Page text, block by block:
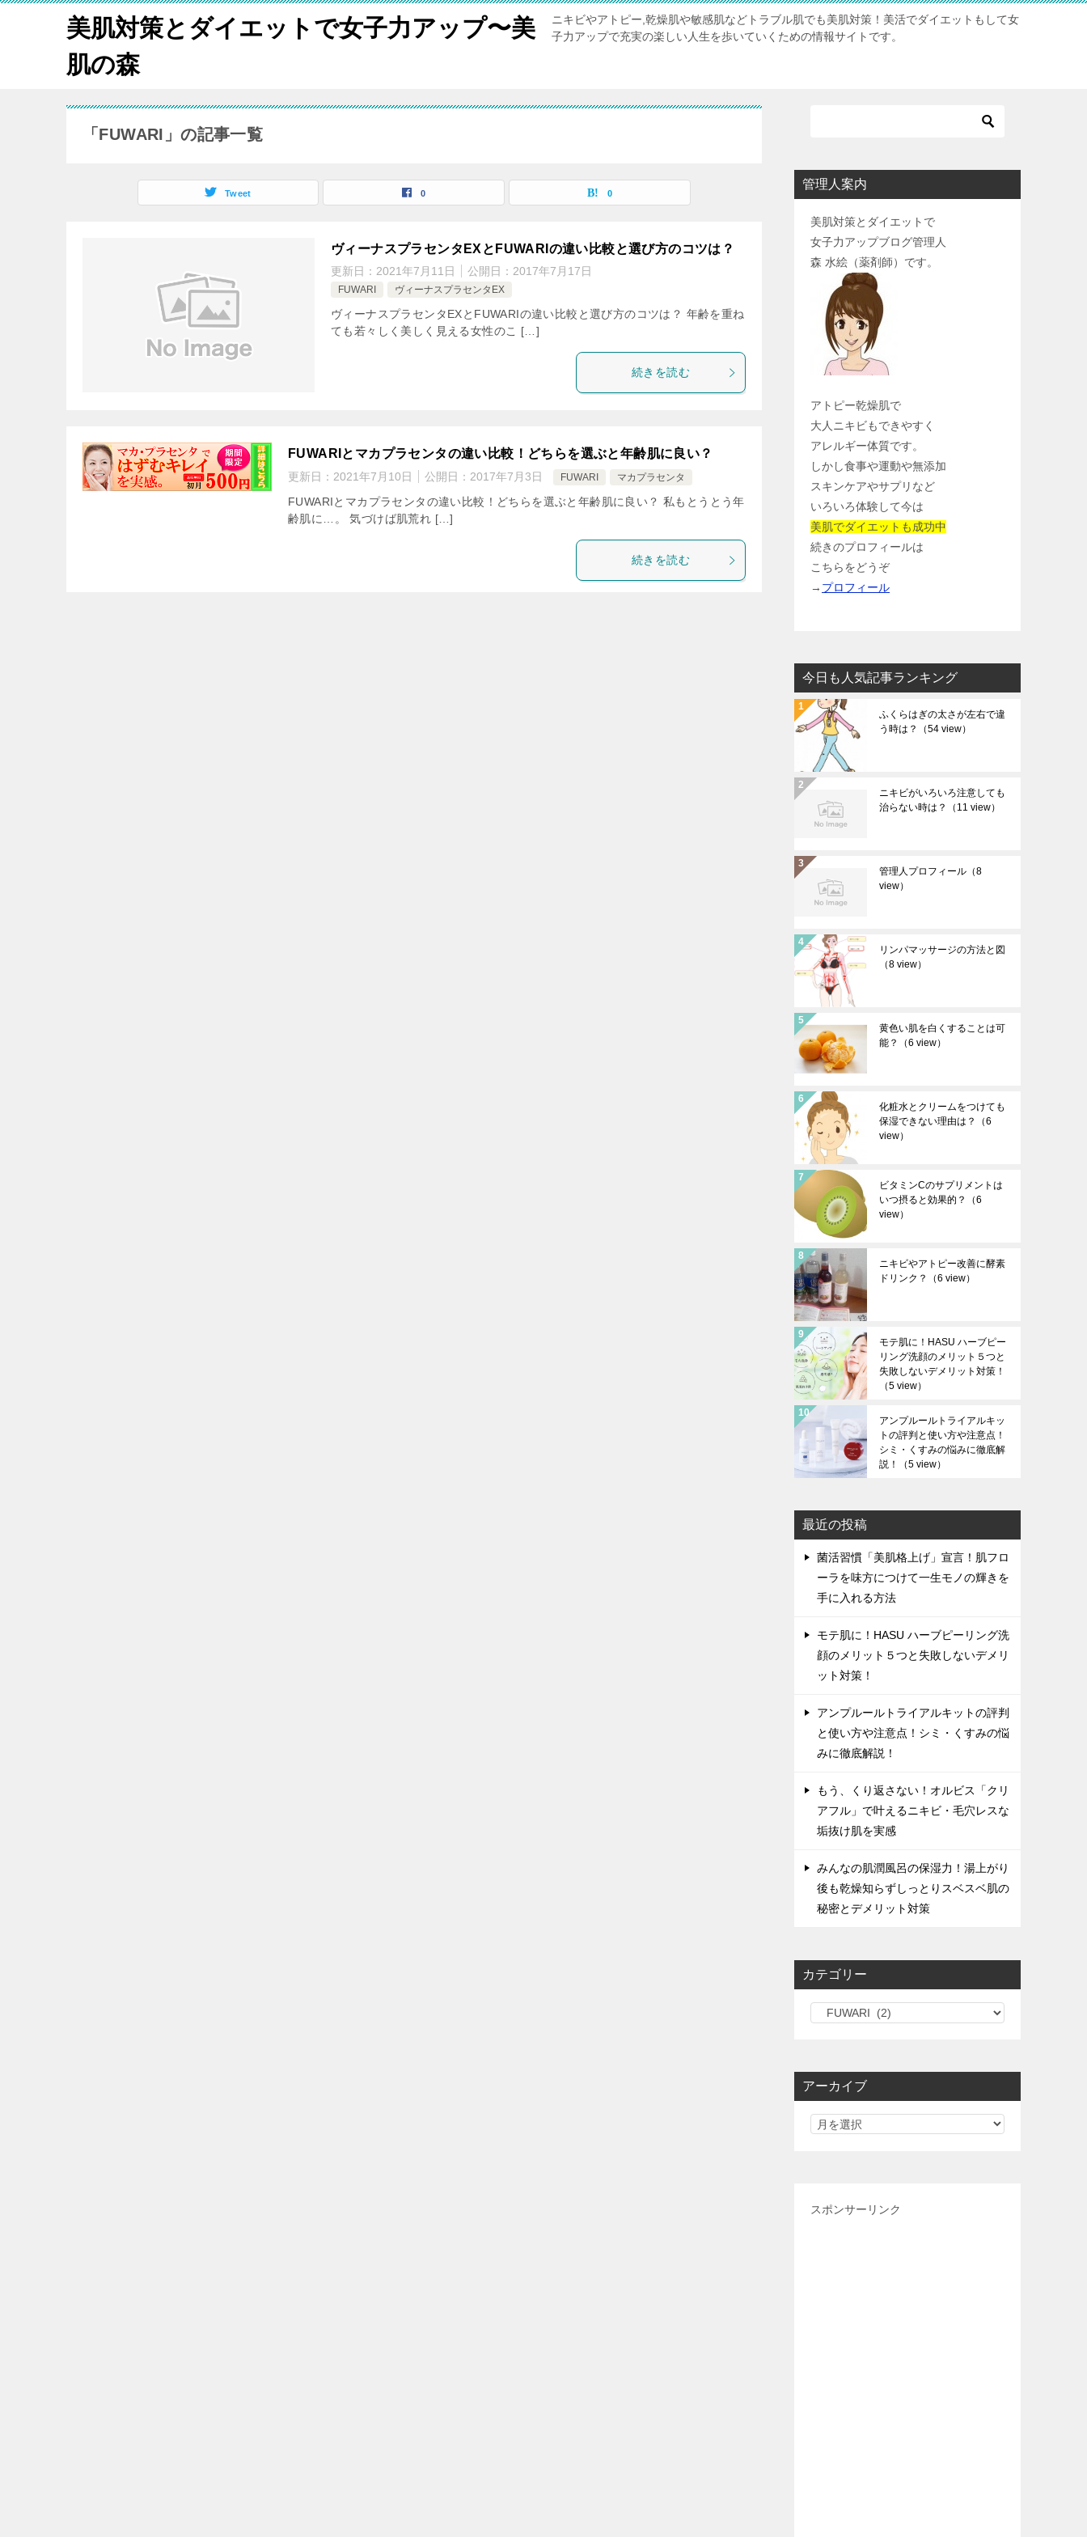
美肌対策とダイエットで女子力アップ〜美
肌の森
ニキビやアトピー,乾燥肌や敏感肌などトラブル肌でも美肌対策！美活でダイエットもして女
子力アップで充実の楽しい人生を歩いていくための情報サイトです。
「FUWARI」の記事一覧
Tweet 0 0
ヴィーナスプラセンタEXとFUWARIの違い比較と選び方のコツは？
更新日： 2021年7月11日 公開日： 2017年7月17日
FUWARI ヴィーナスプラセンタEX
ヴィーナスプラセンタEXとFUWARIの違い比較と選び方のコツは？ 年齢を重ね
ても若々しく美しく見える女性のこ […]
続きを読む
FUWARIとマカプラセンタの違い比較！どちらを選ぶと年齢肌に良い？
更新日： 2021年7月10日 公開日： 2017年7月3日 FUWARI マカプラセンタ
FUWARIとマカプラセンタの違い比較！どちらを選ぶと年齢肌に良い？ 私もとうとう年
齢肌に…。 気づけば肌荒れ […]
続きを読む
管理人案内
美肌対策とダイエットで
女子力アップブログ管理人
森 水絵（薬剤師）です。
アトピー乾燥肌で
大人ニキビもできやすく
アレルギー体質です。
しかし食事や運動や無添加
スキンケアやサプリなど
いろいろ体験して今は
美肌でダイエットも成功中
続きのプロフィールは
こちらをどうぞ
→ プロフィール
今日も人気記事ランキング
ふくらはぎの太さが左右で違
う時は？
（54 view）
ニキビがいろいろ注意しても
治らない時は？
（11 view）
管理人プロフィール （8
view）
リンパマッサージの方法と図
（8 view）
黄色い肌を白くすることは可
能？
（6 view）
化粧水とクリームをつけても
保湿できない理由は？
（6
view）
ビタミンCのサプリメントは
いつ摂ると効果的？
（6
view）
ニキビやアトピー改善に酵素
ドリンク？
（6 view）
モテ肌に！HASU ハーブピー
リング洗顔のメリット５つと
失敗しないデメリット対策！
（5 view）
アンプルールトライアルキッ
トの評判と使い方や注意点！
シミ・くすみの悩みに徹底解
説！
（5 view）
最近の投稿
菌活習慣「美肌格上げ」宣言！肌フロ
ーラを味方につけて一生モノの輝きを
手に入れる方法
モテ肌に！HASU ハーブピーリング洗
顔のメリット５つと失敗しないデメリ
ット対策！
アンプルールトライアルキットの評判
と使い方や注意点！シミ・くすみの悩
みに徹底解説！
もう、くり返さない！オルビス「クリ
アフル」で叶えるニキビ・毛穴レスな
垢抜け肌を実感
みんなの肌潤風呂の保湿力！湯上がり
後も乾燥知らずしっとりスベスベ肌の
秘密とデメリット対策
カテゴリー
リ
アーカイブ
スポンサーリンク